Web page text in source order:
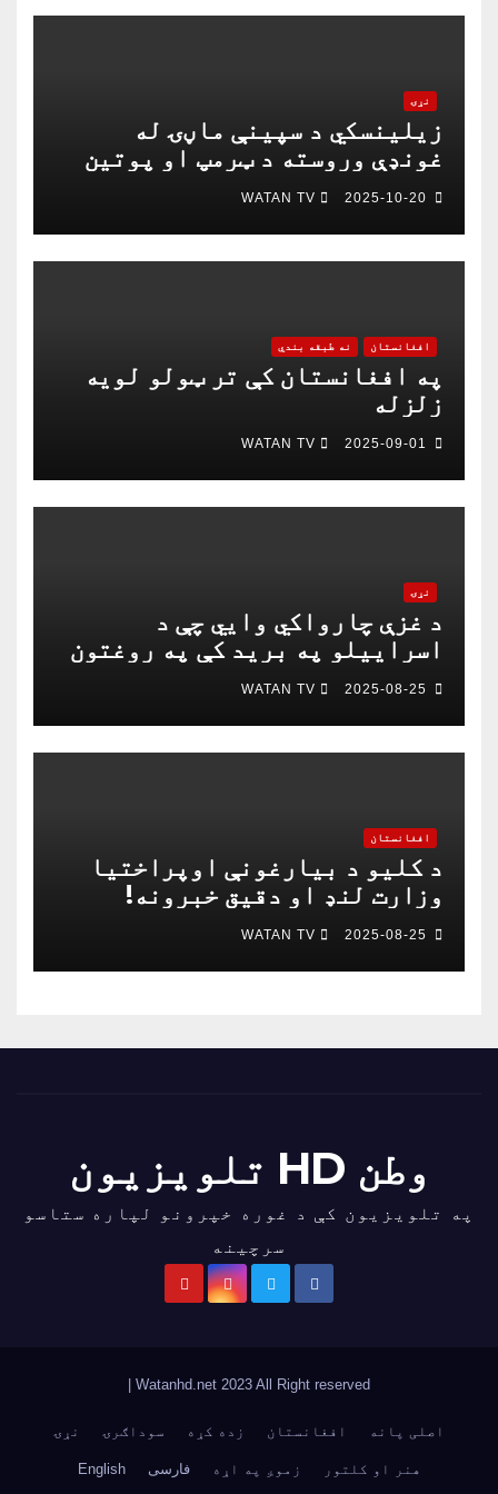
نړۍ
زیلینسکي د سپینې ماڼۍ له
غونډې وروسته د ټرمپ او پوتین
په خبرو اترو کې د ګډون لپاره
چمتو دی
2025-10-20
WATAN TV
افغانستان نه طبقه بندي
په افغانستان کې تر ټولو لویه
زلزله
2025-09-01
WATAN TV
نړۍ
د غزې چارواکي وايي چې د
اسراییلو په برید کې په روغتون
باندې د ۱۵ کسانو په ګډون څلور
خبریالان وژل شوي دي
2025-08-25
WATAN TV
افغانستان
د کلیو د بیارغونې اوپراختیا
وزارت لنډ او دقیق خبرونه!
2025-08-25
WATAN TV
وطن HD تلویزیون
په تلویزیون کې د غوره خپرونو لپاره ستاسو
سرچینه
Watanhd.net 2023 All Right reserved
اصلی پانه افغانستان زده کړه سوداګرۍ نړۍ
هنر او کلتور زموږ په اړه فارسی English